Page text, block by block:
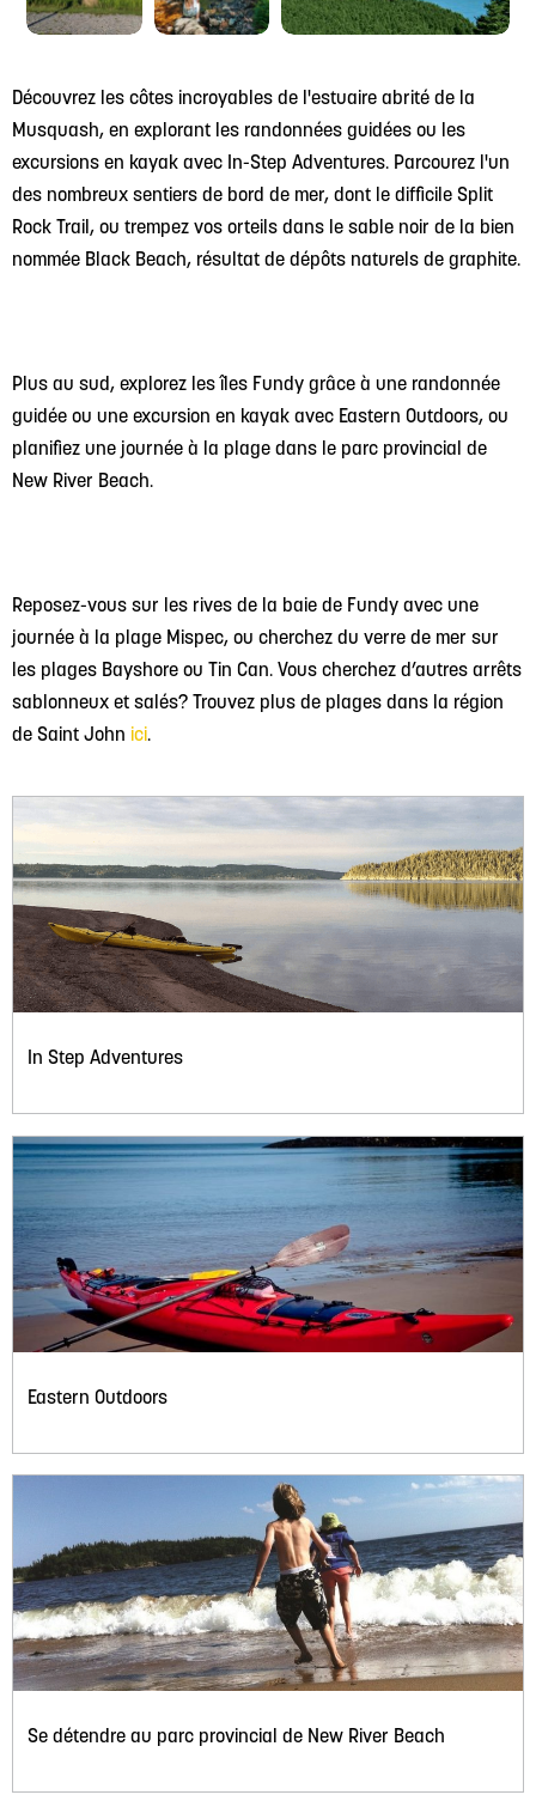
Découvrez les côtes incroyables de l'estuaire abrité de la
Musquash, en explorant les randonnées guidées ou les
excursions en kayak avec In-Step Adventures. Parcourez l'un
des nombreux sentiers de bord de mer, dont le difficile Split
Rock Trail, ou trempez vos orteils dans le sable noir de la bien
nommée Black Beach, résultat de dépôts naturels de graphite.
Plus au sud, explorez les îles Fundy grâce à une randonnée
guidée ou une excursion en kayak avec Eastern Outdoors, ou
planifiez une journée à la plage dans le parc provincial de
New River Beach.
Reposez-vous sur les rives de la baie de Fundy avec une
journée à la plage Mispec, ou cherchez du verre de mer sur
les plages Bayshore ou Tin Can. Vous cherchez d’autres arrêts
sablonneux et salés? Trouvez plus de plages dans la région
de Saint John ici.
In Step Adventures
Eastern Outdoors
Se détendre au parc provincial de New River Beach